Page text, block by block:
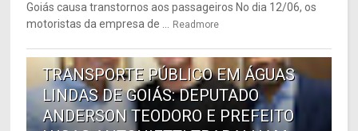
Goiás causa transtornos aos passageiros No dia 12/06, os
motoristas da empresa de ... Readmore
6
TRANSPORTE PÚBLICO EM ÁGUAS
LINDAS DE GOIÁS: DEPUTADO
ANDERSON TEODORO E PREFEITO